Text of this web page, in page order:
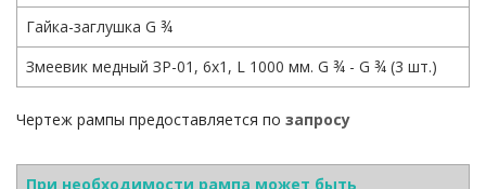
Гайка-заглушка G ¾
Змеевик медный ЗР-01, 6х1, L 1000 мм. G ¾ - G ¾ (3 шт.)
Чертеж рампы предоставляется по запросу
При необходимости рампа может быть